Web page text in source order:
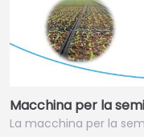
Macchina per la
La macchina per la